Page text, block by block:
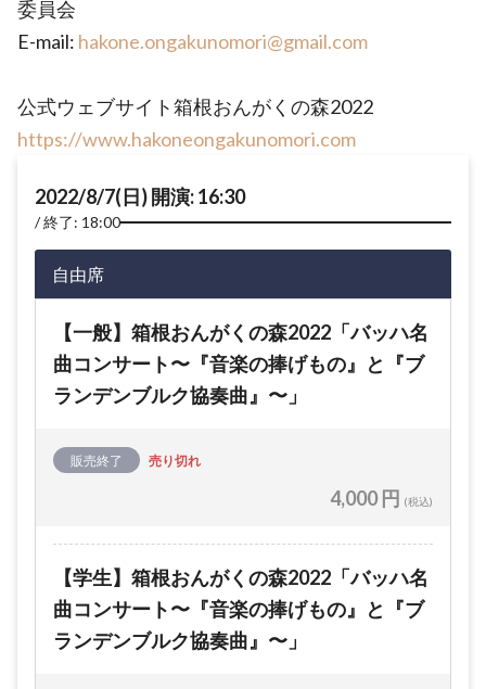
委員会
E-mail: hakone.ongakunomori@gmail.com
公式ウェブサイト箱根おんがくの森2022
https://www.hakoneongakunomori.com
2022/8/7(日) 開演: 16:30
終了: 18:00
自由席
【一般】箱根おんがくの森2022「バッハ名
曲コンサート〜『音楽の捧げもの』と『ブ
ランデンブルク協奏曲』〜」
販売終了 売り切れ
4,000 円 (税込)
【学生】箱根おんがくの森2022「バッハ名
曲コンサート〜『音楽の捧げもの』と『ブ
ランデンブルク協奏曲』〜」